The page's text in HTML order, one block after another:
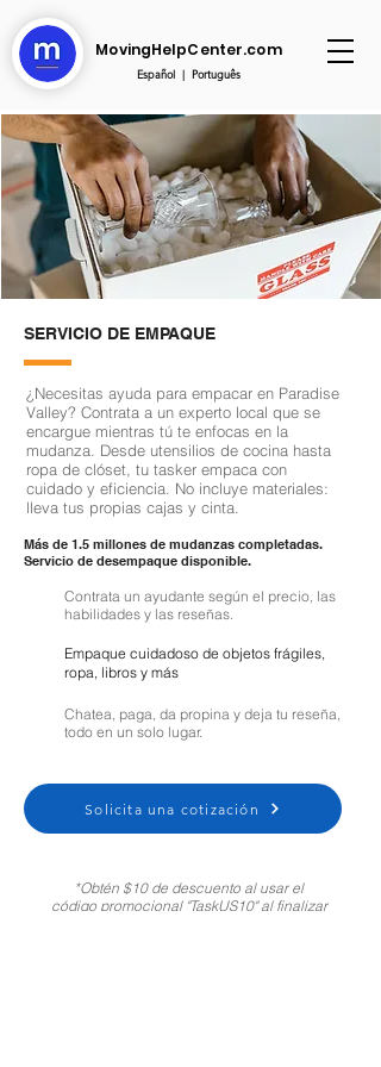
MovingHelpCenter.com
Español| Português
SERVICIO DE EMPAQUE
¿Necesitas ayuda para empacar en Paradise
Valley? Contrata a un experto local que se
encargue mientras tú te enfocas en la
mudanza. Desde utensilios de cocina hasta
ropa de clóset, tu tasker empaca con
cuidado y eficiencia. No incluye materiales:
lleva tus propias cajas y cinta.
Más de 1.5 millones de mudanzas completadas.
Servicio de desempaque disponible.
Contrata un ayudante según el precio, las
habilidades y las reseñas.
Empaque cuidadoso de objetos frágiles,
ropa, libros y más
Chatea, paga, da propina y deja tu reseña,
todo en un solo lugar.
Solicita una cotización
*Obtén $10 de descuento al usar el
código promocional "TaskUS10" al finalizar